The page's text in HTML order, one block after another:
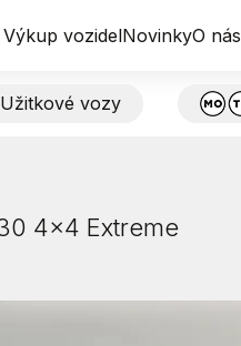
Výkup vozidelNovinkyO nás
Užitkové vozy
4x4 Extreme